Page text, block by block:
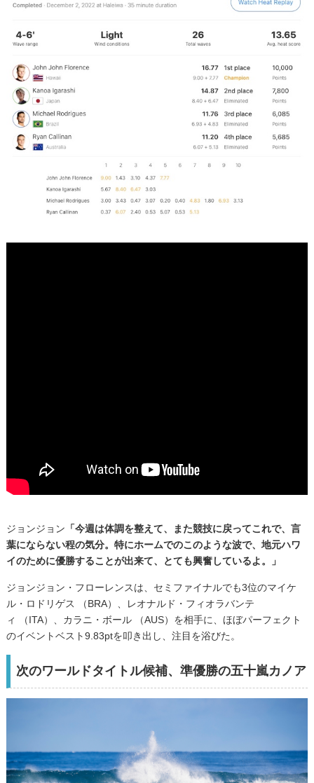
ジョンジョン 「今週は体調を整えて、また競技に戻ってこれで、言
葉にならない程の気分。特にホームでのこのような波で、地元ハワ
イのために優勝することが出来て、とても興奮しているよ。」
ジョンジョン・フローレンスは、セミファイナルでも3位のマイケ
ル・ロドリゲス （BRA）、レオナルド・フィオラバンテ
ィ （ITA）、カラニ・ボール （AUS）を相手に、ほぼパーフェクト
のイベントベスト9.83ptを叩き出し、注目を浴びた。
次のワールドタイトル候補、準優勝の五十嵐カノア